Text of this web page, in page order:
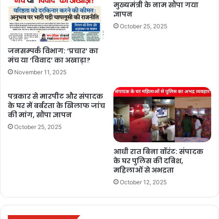
में विरोध, मुख्यमंत्री के नाम ज्ञापन
सौंपे
November 11, 2025
‘जनसम्पर्क’ का अंधेरा: विज्ञापन अब
‘इनाम’ नहीं, ‘हथियार’ है!
december national lok adalat 2024
जनसम्पर्क विभाग: ‘प्रचार’ का
मंच या ‘विवाद’ का अखाड़ा?
November 11, 2025
मुख्यमंत्री के नाम सौंपा गया
ज्ञापन
October 25, 2025
पत्रकार से मारपीट और संपादक
के घर में बर्बरता के खिलाफ जांच
की मांग, सौंपा ज्ञापन
October 25, 2025
आधी रात बिना वॉरंट: संपादक
के घर पुलिस की दबिश,
महिलाओं से अभद्रता
October 12, 2025